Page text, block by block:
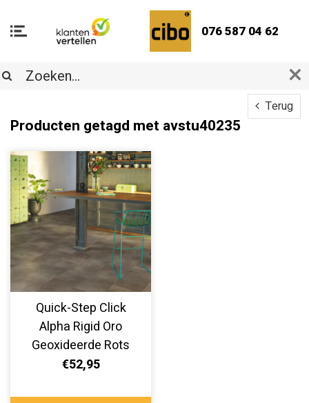
076 587 04 62
Terug
Producten getagd met avstu40235
Quick-Step Click
Alpha Rigid Oro
Geoxideerde Rots
AVSTU40235
€52,95